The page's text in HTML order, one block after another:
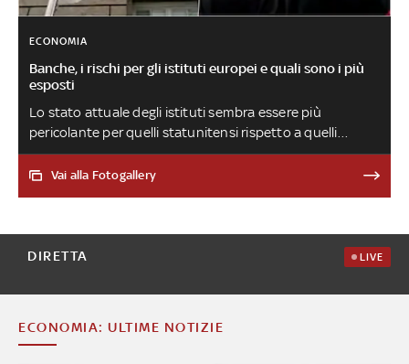
ECONOMIA
Banche, i rischi per gli istituti europei e quali sono i più
esposti
Lo stato attuale degli istituti sembra essere più
pericolante per quelli statunitensi rispetto a quelli
europei, ma la situazione non va sottovalutata
nemmeno nel Vecchio Continente, a causa della forte
alcuni acciacchi
Vai alla Fotogallery
DIRETTA LIVE
ECONOMIA: ULTIME NOTIZIE